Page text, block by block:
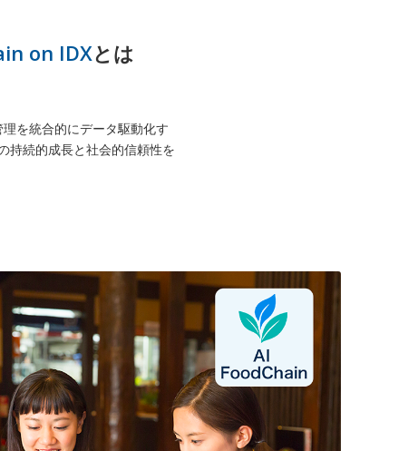
on IDXとは
を統合的にデータ駆動化す
持続的成長と社会的信頼性を